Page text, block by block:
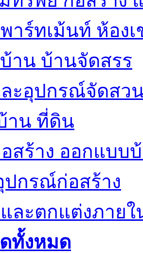
าร์ทเม้นท์ ห้องเ
าน บ้านจัดสรร
ะอุปกรณ์จัดสว
าน ที่ดิน
สร้าง ออกแบบ
ปกรณ์ก่อสร้าง
ละตกแต่งภายใ
ทั้งหมด